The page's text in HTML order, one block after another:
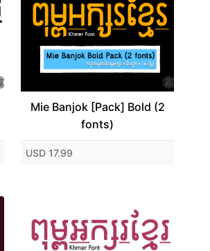
Mie Banjok [Pack] Bold (2
fonts)
USD 17.99